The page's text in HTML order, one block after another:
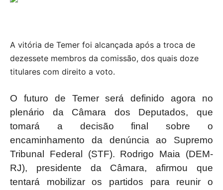
A vitória de Temer foi alcançada após a troca de
dezessete membros da comissão, dos quais doze
titulares com direito a voto.
O futuro de Temer será definido agora no
plenário da Câmara dos Deputados, que
tomará a decisão final sobre o
encaminhamento da denúncia ao Supremo
Tribunal Federal (STF). Rodrigo Maia (DEM-
RJ), presidente da Câmara, afirmou que
tentará mobilizar os partidos para reunir o